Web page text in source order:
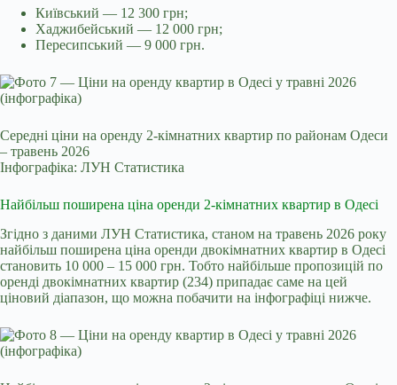
Київський — 12 300 грн;
Хаджибейський — 12 000 грн;
Пересипський — 9 000 грн.
Середні ціни на оренду 2-кімнатних квартир по районам Одеси
– травень 2026
Інфографіка: ЛУН Статистика
Найбільш поширена ціна оренди 2-кімнатних квартир в Одесі
Згідно з даними ЛУН Статистика, станом на травень 2026 року
найбільш поширена ціна оренди двокімнатних квартир в Одесі
становить 10 000 – 15 000 грн. Тобто найбільше пропозицій по
оренді двокімнатних квартир (234) припадає саме на цей
ціновий діапазон, що можна побачити на інфографіці нижче.